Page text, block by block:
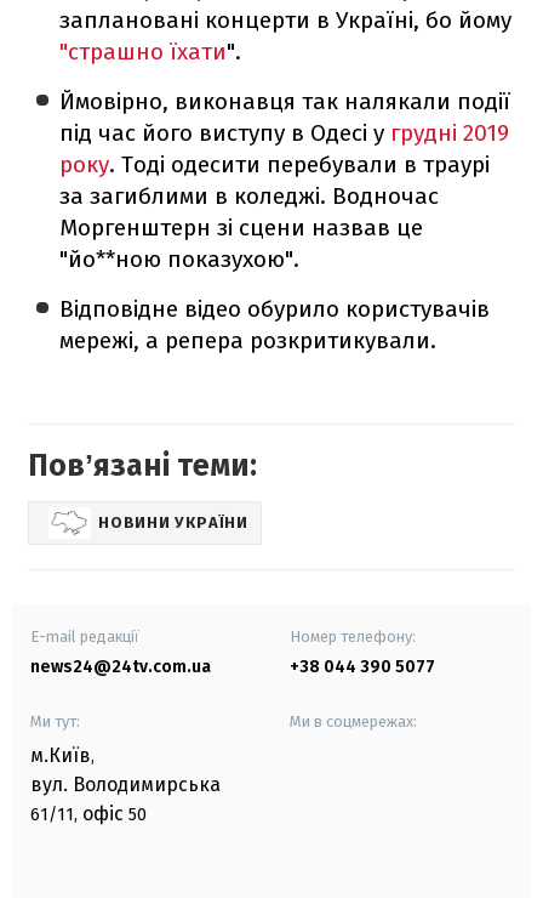
заплановані концерти в Україні, бо йому
"страшно їхати".
Ймовірно, виконавця так налякали події
під час його виступу в Одесі у грудні 2019
року. Тоді одесити перебували в траурі
за загиблими в коледжі. Водночас
Моргенштерн зі сцени назвав це
"йо**ною показухою".
Відповідне відео обурило користувачів
мережі, а репера розкритикували.
Повʼязані теми:
НОВИНИ УКРАЇНИ
E-mail редакції
news24@24tv.com.ua
Номер телефону:
+38 044 390 5077
Ми тут:
м.Київ,
вул. Володимирська
61/11, офіс 50
Ми в соцмережах: